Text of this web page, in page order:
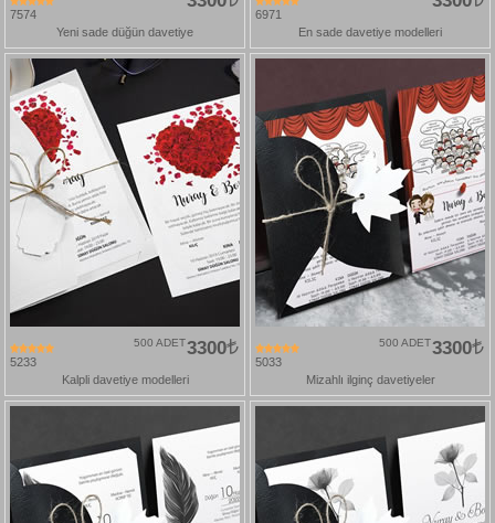
7574
Yeni sade düğün davetiye
6971
En sade davetiye modelleri
5233
3300
500 ADET
Kalpli davetiye modelleri
5033
3300
500 ADET
Mizahlı ilginç davetiyeler